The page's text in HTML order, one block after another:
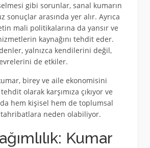
gibi sorunlar, sanal kumarın
sonuçlar arasında yer alır. Ayrıca
mali politikalarına da yansır ve
kaynağını tehdit eder.
yalnızca kendilerini değil,
de etkiler.
birey ve aile ekonomisini
olarak karşımıza çıkıyor ve
hem kişisel hem de toplumsal
neden olabiliyor.
Kumar